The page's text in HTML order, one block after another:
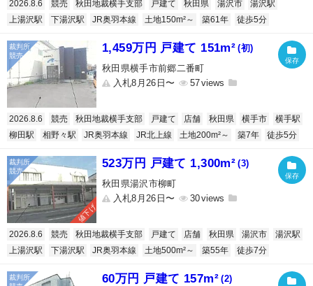
2026.8.6 競売 秋田地裁横手支部 戸建て 秋田県 湯沢市
湯沢駅
上湯沢駅
下湯沢駅 JR奥羽本線 土地150m²～ 築61年 徒歩5分
1,459万円 戸建て 151m² (初)
秋田県横手市前郷二番町
入札8月26日〜
57
2026.8.6 競売 秋田地裁横手支部 戸建て 店舗 秋田県 横手市
横手駅
柳田駅
相野々駅 JR奥羽本線 JR北上線 土地200m²～ 築7年 徒歩5分
値下げ
523万円 戸建て 1,300m² (3)
秋田県湯沢市柳町
入札8月26日〜
30
2026.8.6 競売 秋田地裁横手支部 戸建て 店舗 秋田県 湯沢市
湯沢駅
上湯沢駅
下湯沢駅 JR奥羽本線 土地500m²～ 築55年 徒歩7分
60万円 戸建て 157m² (2)